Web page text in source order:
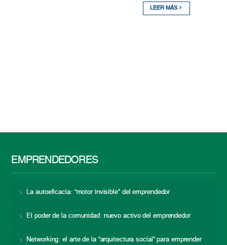
LEER MÁS
EMPRENDEDORES
La autoeficacia: “motor invisible” del emprendedor
El poder de la comunidad: nuevo activo del emprendedor
Networking: el arte de la “arquitectura social” para emprender